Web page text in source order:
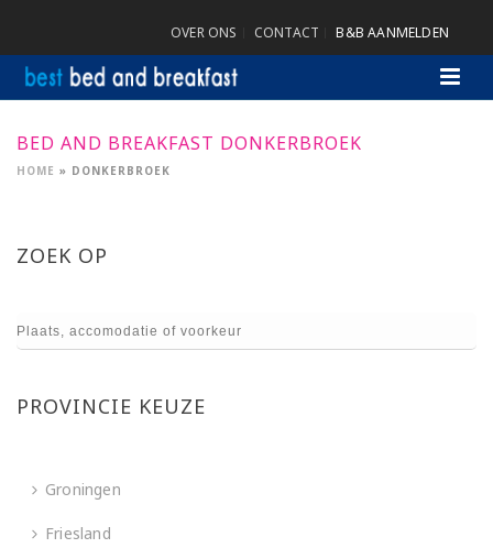
OVER ONS CONTACT B&B AANMELDEN
BED AND BREAKFAST DONKERBROEK
HOME » DONKERBROEK
ZOEK OP
PROVINCIE KEUZE
Groningen
Friesland